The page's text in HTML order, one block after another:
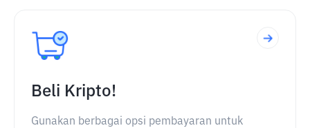
Beli Kripto!
Gunakan berbagai opsi pembayaran untuk